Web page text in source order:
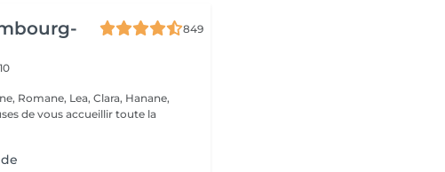
849
Romane, Lea, Clara, Hanane,
de vous accueillir toute la